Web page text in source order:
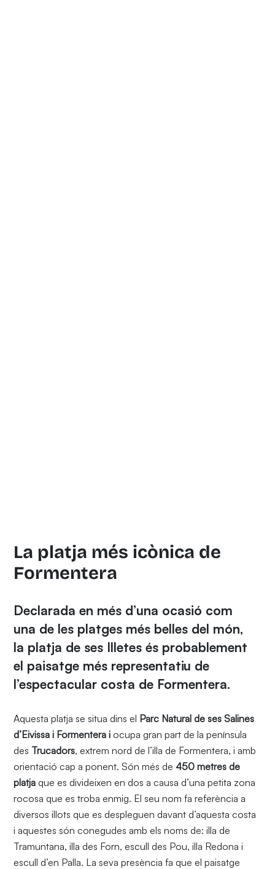
La platja més icònica de
Formentera
Declarada en més d’una ocasió com
una de les platges més belles del món,
la platja de ses Illetes és probablement
el paisatge més representatiu de
l’espectacular costa de Formentera.
Aquesta platja se situa dins el Parc Natural de ses Salines
d’Eivissa i Formentera iocupa gran part de la península
des Trucadors, extrem nord de l’illa de Formentera, i amb
orientació cap a ponent. Són més de 450 metres de
platja que es divideixen en dos a causa d’una petita zona
rocosa que es troba enmig. El seu nom fa referència a
diversos illots que es despleguen davant d’aquesta costa
i aquestes són conegudes amb els noms de: illa de
Tramuntana, illa des Forn, escull des Pou, illa Redona i
escull d’en Palla. La seva presència fa que el paisatge